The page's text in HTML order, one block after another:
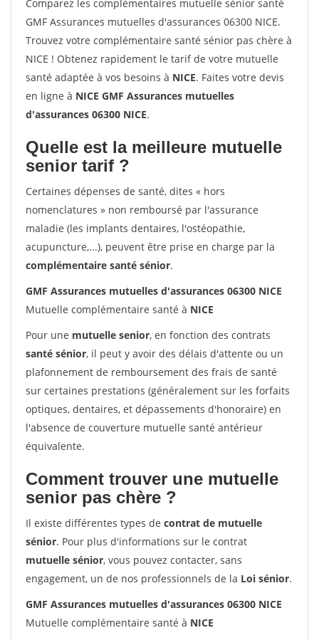
Comparez les complémentaires mutuelle sénior santé
GMF Assurances mutuelles d'assurances 06300 NICE.
Trouvez votre complémentaire santé sénior pas chère à
NICE ! Obtenez rapidement le tarif de votre mutuelle
santé adaptée à vos besoins à NICE. Faites votre devis
en ligne à NICE GMF Assurances mutuelles
d'assurances 06300 NICE.
Quelle est la meilleure mutuelle
senior tarif ?
Certaines dépenses de santé, dites « hors
nomenclatures » non remboursé par l'assurance
maladie (les implants dentaires, l'ostéopathie,
acupuncture,...), peuvent être prise en charge par la
complémentaire santé sénior.
GMF Assurances mutuelles d'assurances 06300 NICE
Mutuelle complémentaire santé à NICE
Pour une mutuelle senior, en fonction des contrats
santé sénior, il peut y avoir des délais d'attente ou un
plafonnement de remboursement des frais de santé
sur certaines prestations (généralement sur les forfaits
optiques, dentaires, et dépassements d'honoraire) en
l'absence de couverture mutuelle santé antérieur
équivalente.
Comment trouver une mutuelle
senior pas chère ?
Il existe différentes types de contrat de mutuelle
sénior. Pour plus d'informations sur le contrat
mutuelle sénior, vous pouvez contacter, sans
engagement, un de nos professionnels de la Loi sénior.
GMF Assurances mutuelles d'assurances 06300 NICE
Mutuelle complémentaire santé à NICE